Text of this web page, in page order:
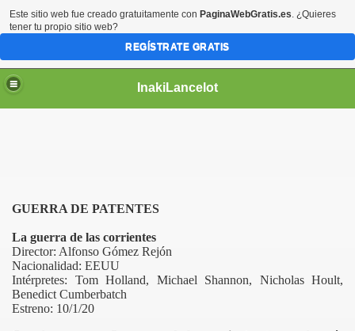
InakiLancelot
GUERRA DE PATENTES
La guerra de las corrientes
Director: Alfonso Gómez Rejón
Nacionalidad: EEUU
Intérpretes: Tom Holland, Michael Shannon, Nicholas Hoult,
Benedict Cumberbatch
Estreno: 10/1/20
Este sitio web fue creado gratuitamente con PaginaWebGratis.es. ¿Quieres
tener tu propio sitio web?
REGÍSTRATE GRATIS